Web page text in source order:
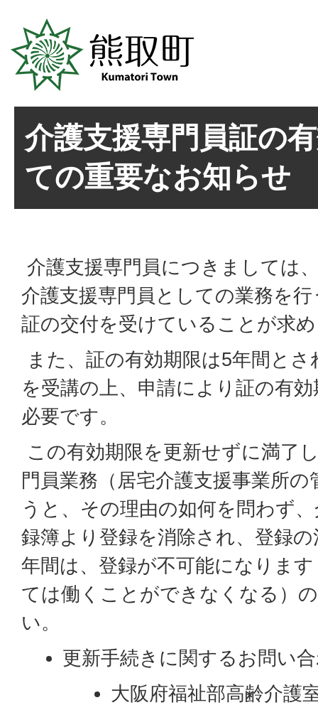
介護支援専門員証の
ての重要なお知らせ
介護支援専門員につきましては
介護支援専門員としての業務を
証の交付を受けていることが求
また、証の有効期限は5年間と
を受講の上、申請により証の有
必要です。
この有効期限を更新せずに満了
門員業務（居宅介護支援事業所
うと、その理由の如何を問わず
録簿より登録を消除され、登録
年間は、登録が不可能になりま
ては働くことができなくなる）
い。
更新手続きに関するお問い
大阪府福祉部高齢介護